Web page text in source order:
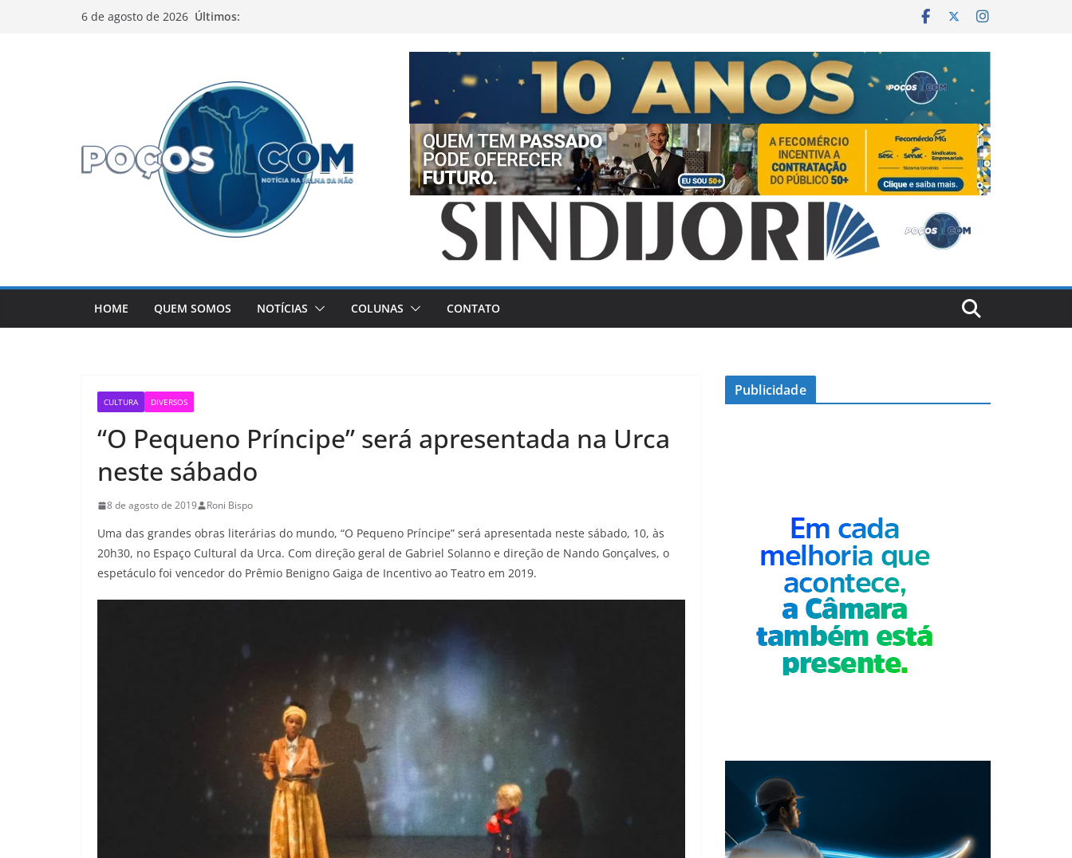
6 de agosto de 2026 Últimos:
HOME QUEM SOMOS NOTÍCIAS COLUNAS CONTATO
CULTURA DIVERSOS
“O Pequeno Príncipe” será apresentada na Urca
neste sábado
8 de agosto de 2019 Roni Bispo
Uma das grandes obras literárias do mundo, “O Pequeno Príncipe” será apresentada neste sábado, 10, às
20h30, no Espaço Cultural da Urca. Com direção geral de Gabriel Solanno e direção de Nando Gonçalves, o
espetáculo foi vencedor do Prêmio Benigno Gaiga de Incentivo ao Teatro em 2019.
Publicidade